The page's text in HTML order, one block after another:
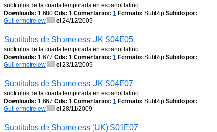
subtitulos de la cuarta temporada en espanol latino
Downloads: 1,680 Cds: 1 Comentarios: 1 Formato: SubRip Subido por:
Guillermotrelew
el 24/12/2009
Subtitulos de Shameless UK S04E05
subtitulos de la cuarta temporada en espanol latino
Downloads: 1,677 Cds: 1 Comentarios: 1 Formato: SubRip Subido por:
Guillermotrelew
el 23/12/2009
Subtitulos de Shameless UK S04E07
subtitulos de la cuarta temporada en espanol latino
Downloads: 1,667 Cds: 1 Comentarios: 1 Formato: SubRip Subido por:
Guillermotrelew
el 28/11/2009
Subtitulos de Shameless (UK) S01E07